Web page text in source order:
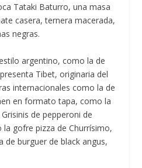
Tataki Baturro, una masa
casera, ternera macerada,
negras.
argentino, como la de
Tibet, originaria del
internacionales como la de
en formato tapa, como la
de pepperoni de
la gofre pizza de Churrísimo,
de burguer de black angus,